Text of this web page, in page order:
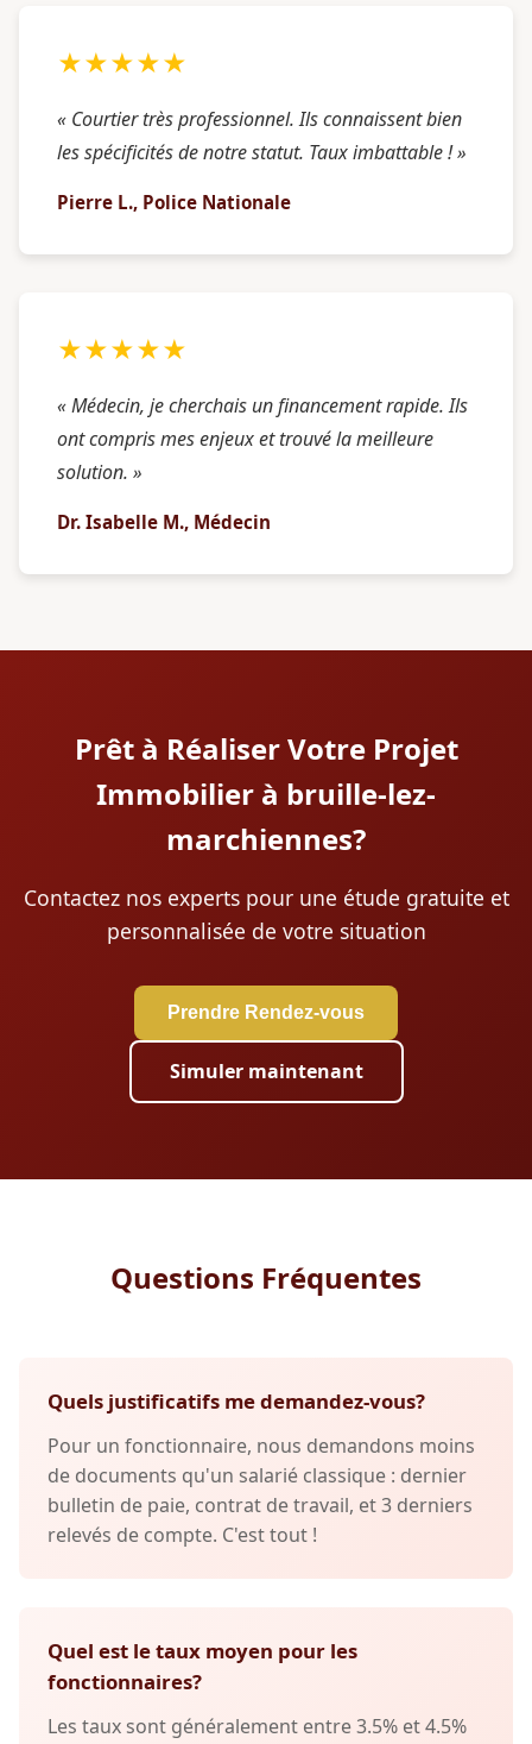
★★★★★
« Courtier très professionnel. Ils connaissent bien
les spécificités de notre statut. Taux imbattable ! »
Pierre L., Police Nationale
★★★★★
« Médecin, je cherchais un financement rapide. Ils
ont compris mes enjeux et trouvé la meilleure
solution. »
Dr. Isabelle M., Médecin
Prêt à Réaliser Votre Projet
Immobilier à bruille-lez-
marchiennes?
Contactez nos experts pour une étude gratuite et
personnalisée de votre situation
Prendre Rendez-vous
Simuler maintenant
Questions Fréquentes
Quels justificatifs me demandez-vous?
Pour un fonctionnaire, nous demandons moins
de documents qu'un salarié classique : dernier
bulletin de paie, contrat de travail, et 3 derniers
relevés de compte. C'est tout !
Quel est le taux moyen pour les
fonctionnaires?
Les taux sont généralement entre 3.5% et 4.5%